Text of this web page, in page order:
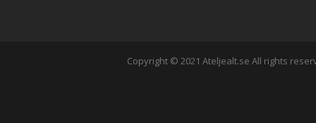
Copyright © 2021 Ateljealt.se All rights